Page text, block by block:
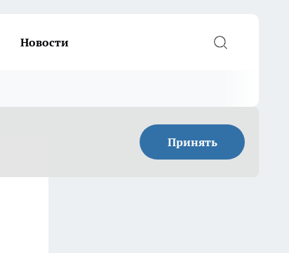
Новости
Принять